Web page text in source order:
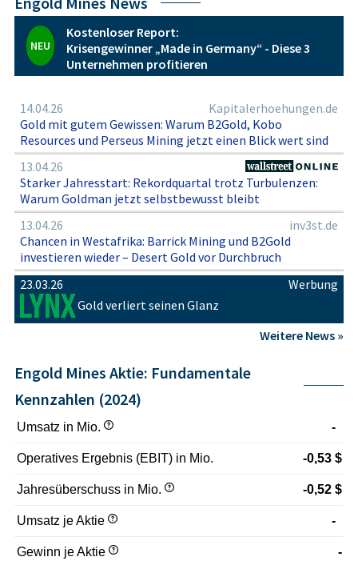
NEU
Kostenloser Report:
Krisengewinner „Made in Germany“ - Diese 3
Unternehmen profitieren
14.04.26
Kapitalerhoehungen.de
Gold mit gutem Gewissen: Warum B2Gold, Kobo
Resources und Perseus Mining jetzt einen Blick wert sind
13.04.26
Starker Jahresstart: Rekordquartal trotz Turbulenzen:
Warum Goldman jetzt selbstbewusst bleibt
13.04.26
inv3st.de
Chancen in Westafrika: Barrick Mining und B2Gold
investieren wieder – Desert Gold vor Durchbruch
23.03.26
Werbung
Gold verliert seinen Glanz
Weitere News »
Engold Mines Aktie: Fundamentale
Kennzahlen (2024)
Umsatz in Mio. -
Operatives Ergebnis (EBIT) in Mio. -0,53 $
Jahresüberschuss in Mio. -0,52 $
Umsatz je Aktie -
Gewinn je Aktie -